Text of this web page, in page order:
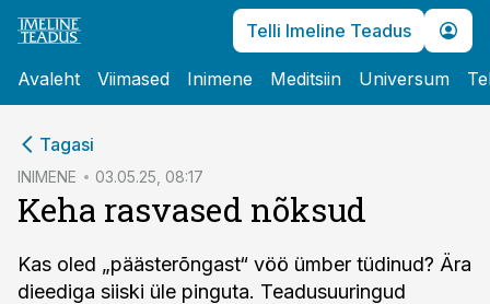
Telli Imeline Teadus
Avaleht Viimased Inimene Meditsiin Universum
Tagasi
INIMENE 03.05.25, 08:17
Keha rasvased nõksud
Kas oled „päästerõngast“ vöö ümber tüdinud? Ära
dieediga siiski üle pinguta. Teadus­uuringud